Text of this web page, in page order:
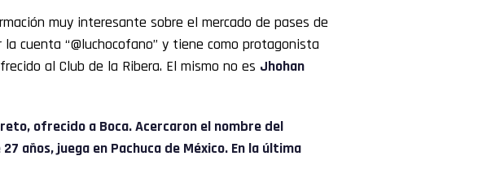
muy interesante sobre el mercado de pases de
cuenta “@luchocofano” y tiene como protagonista
al Club de la Ribera. El mismo no es Jhohan
, ofrecido a Boca. Acercaron el nombre del
años, juega en Pachuca de México. En la última